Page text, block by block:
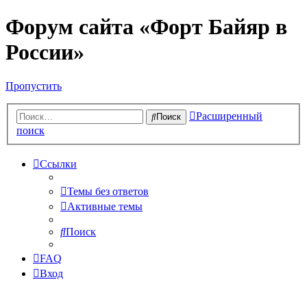
Форум сайта «Форт Байяр в
России»
Пропустить
Поиск
Расширенный
поиск
Ссылки
Темы без ответов
Активные темы
Поиск
FAQ
Вход